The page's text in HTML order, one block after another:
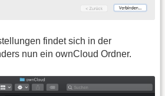
findet sich in der
nun ein ownCloud Ordner.